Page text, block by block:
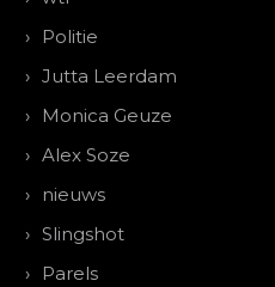
Politie
Jutta Leerdam
Monica Geuze
Alex Soze
nieuws
Slingshot
Parels